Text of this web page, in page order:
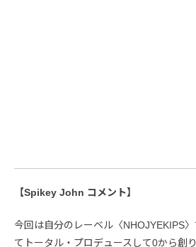
【Spikey John コメント】
今回は自分のレーベル〈NHOJYEKIPS
てトータル・プロデュースして0から創